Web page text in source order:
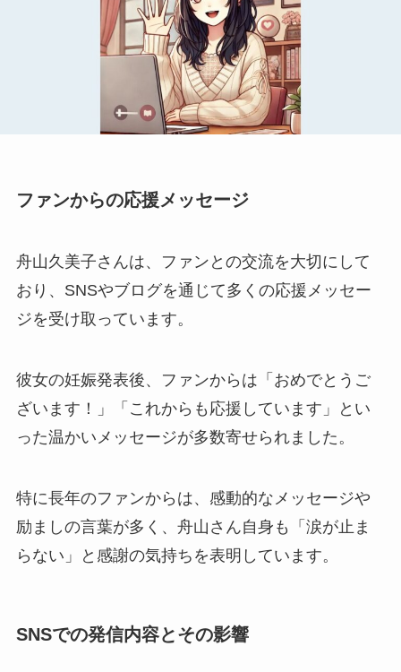
ファンからの応援メッセージ
舟山久美子さんは、ファンとの交流を大切にして
おり、SNSやブログを通じて多くの応援メッセー
ジを受け取っています。
彼女の妊娠発表後、ファンからは「おめでとうご
ざいます！」「これからも応援しています」とい
った温かいメッセージが多数寄せられました。
特に長年のファンからは、感動的なメッセージや
励ましの言葉が多く、舟山さん自身も「涙が止ま
らない」と感謝の気持ちを表明しています。
SNSでの発信内容とその影響